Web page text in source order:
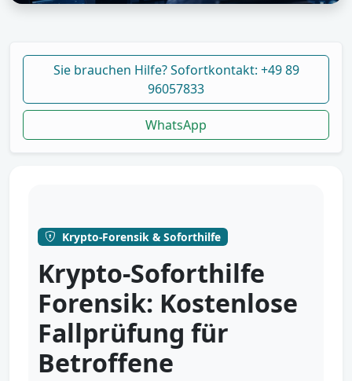
Sie brauchen Hilfe? Sofortkontakt: +49 89
96057833
WhatsApp
Krypto-Forensik & Soforthilfe
Krypto-Soforthilfe
Forensik: Kostenlose
Fallprüfung für
Betroffene